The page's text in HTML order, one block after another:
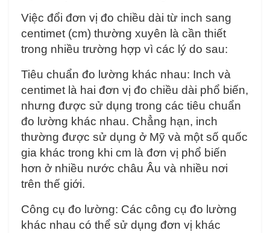
Việc đổi đơn vị đo chiều dài từ inch sang
centimet (cm) thường xuyên là cần thiết
trong nhiều trường hợp vì các lý do sau:
Tiêu chuẩn đo lường khác nhau: Inch và
centimet là hai đơn vị đo chiều dài phổ biến,
nhưng được sử dụng trong các tiêu chuẩn
đo lường khác nhau. Chẳng hạn, inch
thường được sử dụng ở Mỹ và một số quốc
gia khác trong khi cm là đơn vị phổ biến
hơn ở nhiều nước châu Âu và nhiều nơi
trên thế giới.
Công cụ đo lường: Các công cụ đo lường
khác nhau có thể sử dụng đơn vị khác